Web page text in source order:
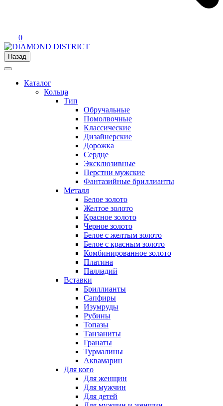
0
Назад
Каталог
Кольца
Тип
Обручальные
Помолвочные
Классические
Дизайнерские
Дорожка
Сердце
Эксклюзивные
Перстни мужские
Фантазийные бриллианты
Металл
Белое золото
Желтое золото
Красное золото
Черное золото
Белое с желтым золото
Белое с красным золото
Комбинированное золото
Платина
Палладий
Вставки
Бриллианты
Сапфиры
Изумруды
Рубины
Топазы
Танзаниты
Гранаты
Турмалины
Аквамарин
Для кого
Для женщин
Для мужчин
Для детей